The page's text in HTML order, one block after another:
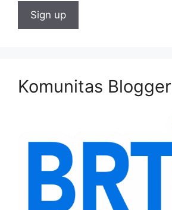
Komunitas Blogger